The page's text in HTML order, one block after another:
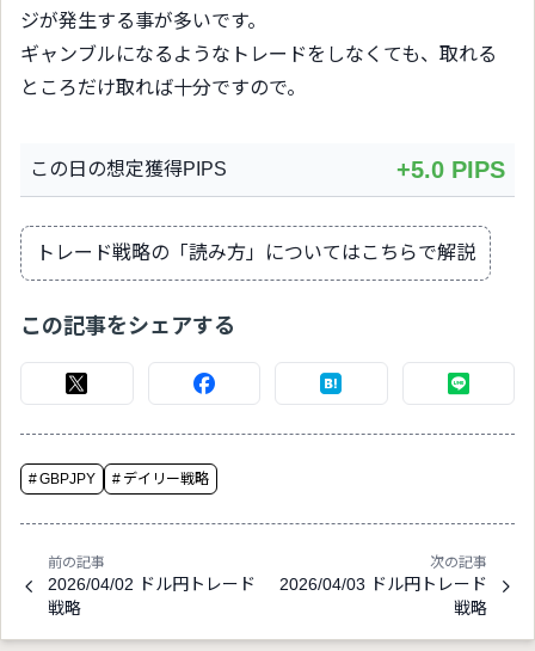
ジが発生する事が多いです。
ギャンブルになるようなトレードをしなくても、取れる
ところだけ取れば十分ですので。
この日の想定獲得PIPS +5.0 PIPS
トレード戦略の「読み方」についてはこちらで解説
この記事をシェアする
#GBPJPY # デイリー戦略
前の記事
2026/04/02 ドル円トレード
戦略
次の記事
2026/04/03 ドル円トレード
戦略